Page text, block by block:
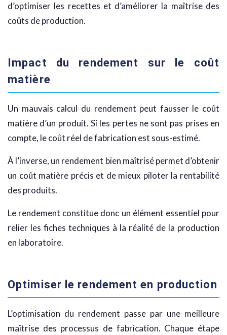
d’optimiser les recettes et d’améliorer la maîtrise des
coûts de production.
Impact du rendement sur le coût
matière
Un mauvais calcul du rendement peut fausser le coût
matière d’un produit. Si les pertes ne sont pas prises en
compte, le coût réel de fabrication est sous-estimé.
À l’inverse, un rendement bien maîtrisé permet d’obtenir
un coût matière précis et de mieux piloter la rentabilité
des produits.
Le rendement constitue donc un élément essentiel pour
relier les fiches techniques à la réalité de la production
en laboratoire.
Optimiser le rendement en production
L’optimisation du rendement passe par une meilleure
maîtrise des processus de fabrication. Chaque étape